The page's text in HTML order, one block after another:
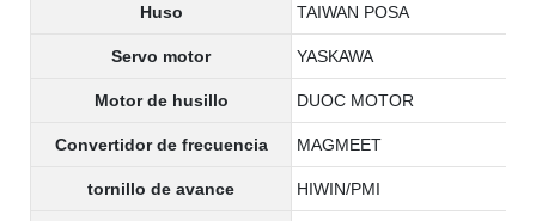
Huso TAIWAN POSA
Servo motor YASKAWA
Motor de husillo DUOC MOTOR
Convertidor de frecuencia MAGMEET
tornillo de avance HIWIN/PMI